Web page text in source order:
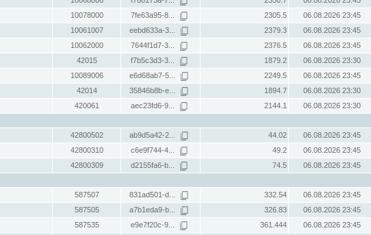
10078000 7fe63a95-8... 2305.5
06.08.2026 23:45
10061007 eebd633a-3... 2379.3
06.08.2026 23:45
10062000 7644f1d7-3... 2376.5
06.08.2026 23:45
42015 f7b5c3d3-3... 1879.2
06.08.2026 23:30
10089006 e6d68ab7-5... 2249.5
06.08.2026 23:45
42014 35846b8b-e... 1894.7
06.08.2026 23:30
420061 aec23fd6-9... 2144.1
06.08.2026 23:30
42800502 ab9d5a42-2... 44.02
06.08.2026 23:45
42800310 c6e9f744-4... 49.2
06.08.2026 23:45
42800309 d2155fa6-b... 74.5
06.08.2026 23:45
587507 831ad501-d... 332.54
06.08.2026 23:45
587505 a7b1eda9-b... 326.83
06.08.2026 23:45
587535 e9e7f20c-9... 361.444
06.08.2026 23:45